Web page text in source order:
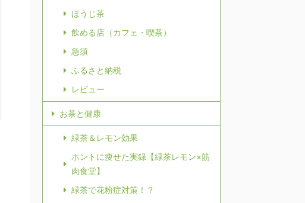
ほうじ茶
飲める店（カフェ・喫茶）
急須
ふるさと納税
レビュー
お茶と健康
緑茶＆レモン効果
ホントに痩せた実録【緑茶レモン×筋
肉食堂】
緑茶で花粉症対策！？